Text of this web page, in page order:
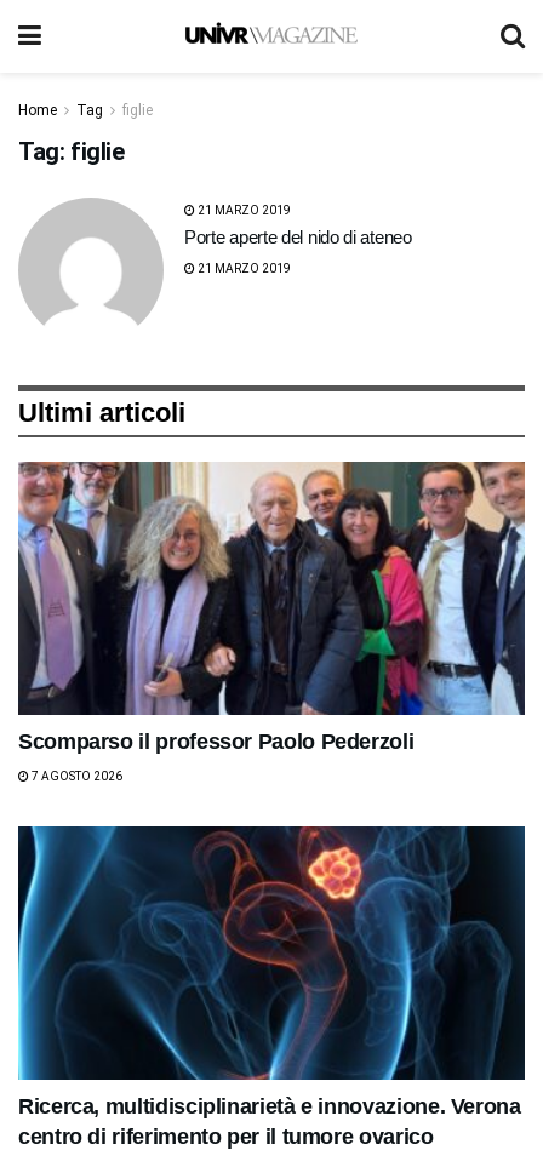
Home Tag figlie
Tag: figlie
21 MARZO 2019
Porte aperte del nido di ateneo
21 MARZO 2019
Ultimi articoli
Scomparso il professor Paolo Pederzoli
7 AGOSTO 2026
Ricerca, multidisciplinarietà e innovazione. Verona
centro di riferimento per il tumore ovarico